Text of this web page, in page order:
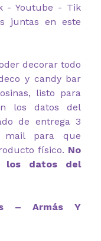
- Youtube - Tik
juntas en este
decorar todo
y candy bar
listo para
los datos del
de entrega 3
mail para que
físico. No
los datos del
– Armás Y